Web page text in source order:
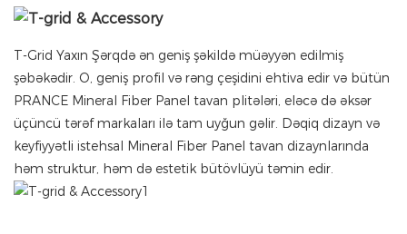
T-Grid Yaxın Şərqdə ən geniş şəkildə müəyyən edilmiş
şəbəkədir. O, geniş profil və rəng çeşidini ehtiva edir və bütün
PRANCE Mineral Fiber Panel tavan plitələri, eləcə də əksər
üçüncü tərəf markaları ilə tam uyğun gəlir. Dəqiq dizayn və
keyfiyyətli istehsal Mineral Fiber Panel tavan dizaynlarında
həm struktur, həm də estetik bütövlüyü təmin edir.